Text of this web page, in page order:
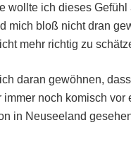
wollte ich dieses
mich bloß nicht dran
mehr richtig zu
daran gewöhnen,
noch komisch vor
in Neuseeland